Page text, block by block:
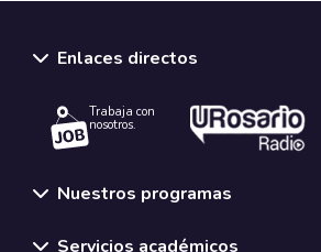
Enlaces directos
Trabaja con
nosotros.
Nuestros programas
Servicios académicos